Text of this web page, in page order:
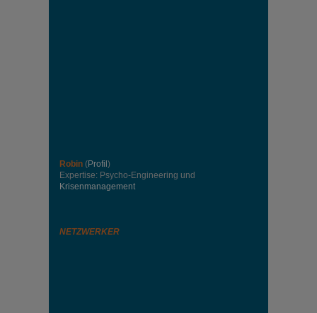
Robin (Profil )
Expertise: Psycho-Engineering und
Krisenmanagement
NETZWERKER